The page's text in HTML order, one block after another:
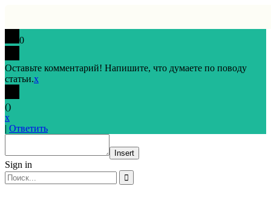
0
Оставьте комментарий! Напишите, что думаете по поводу
статьи.x
()
x
| Ответить
Insert
Sign in